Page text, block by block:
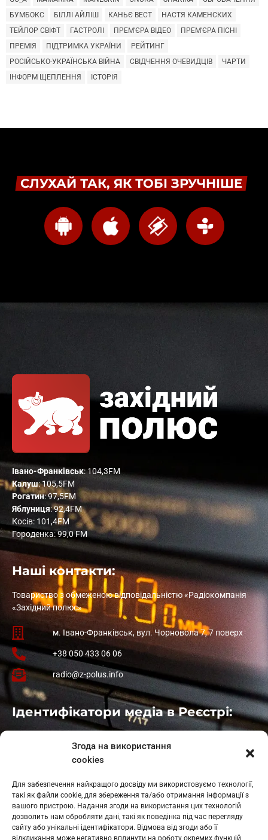
Згода на використання
cookies
Для забезпечення найкращого досвіду ми використовуємо технології,
такі як файли cookie, для збереження та/або отримання інформації з
вашого пристрою. Надання згоди на використання цих технологій
дозволить нам обробляти дані, такі як поведінка під час перегляду
сайту або унікальні ідентифікатори. Відмова від згоди або її
відкликання може негативно вплинути на роботу окремих функцій
БУМБОКС
БІЛЛІ АЙЛІШ КАНЬЄ ВЕСТ
НАСТЯ КАМЕНСКИХ
ТЕЙЛОР СВІФТ
ГАСТРОЛІ ПРЕМ'ЄРА ВІДЕО
ПРЕМ'ЄРА ПІСНІ
ПРЕМІЯ
ПІДТРИМКА УКРАЇНИ
РЕЙТИНГ
РОСІЙСЬКО-УКРАЇНСЬКА ВІЙНА
СВІДЧЕННЯ ОЧЕВИДЦІВ
ЧАРТИ
ІНФОРМ ЩЕПЛЕННЯ
ІСТОРІЯ
СЛУХАЙ ТАК, ЯК ТОБІ ЗРУЧНІШЕ
Івано-Франківськ: 104,3FM
Калуш: 105,5FM
Рогатин: 97,5FM
Яблуниця: 92,4FM
Косів: 101,4FM
Городенка: 99,0 FM
Наші контакти:
Товариство з обмеженою відповідальністю «Радіокомпанія
«Західний полюс»
м. Івано-Франківськ, вул. Чорновола 7, 7 поверх
+38 050 433 06 06
radio@z-polus.info
Ідентифікатори медіа в Реєстрі:
: L11-01410
: L11-01801
Косів: L11-01805
Гарасимів: L11-02274